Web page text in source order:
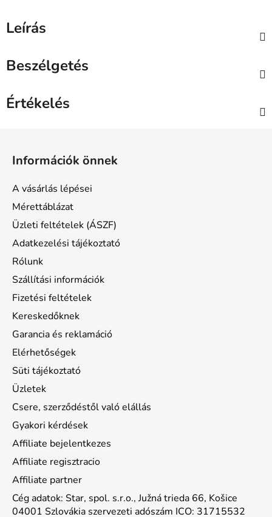
Leírás
Beszélgetés
Értékelés
Információk önnek
A vásárlás lépései
Mérettáblázat
Üzleti feltételek (ÁSZF)
Adatkezelési tájékoztató
Rólunk
Szállítási információk
Fizetési feltételek
Kereskedőknek
Garancia és reklamáció
Elérhetőségek
Süti tájékoztató
Üzletek
Csere, szerződéstől való elállás
Gyakori kérdések
Affiliate bejelentkezes
Affiliate regisztracio
Affiliate partner
Cég adatok: Star, spol. s.r.o., Južná trieda 66, Košice
04001 Szlovákia szervezeti adószám ICO: 31715532